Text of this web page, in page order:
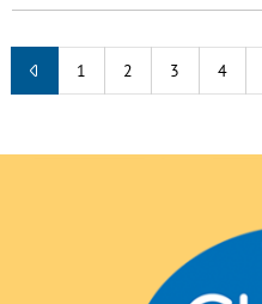
1 2 3 4